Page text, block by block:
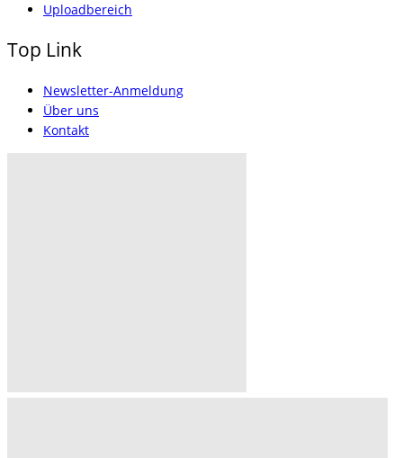
Uploadbereich
Top Link
Newsletter-Anmeldung
Über uns
Kontakt